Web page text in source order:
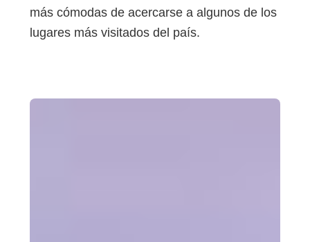
más cómodas de acercarse a algunos de los
lugares más visitados del país.